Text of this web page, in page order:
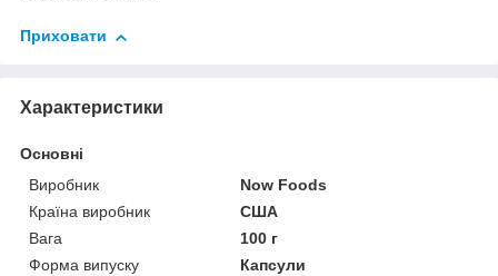
Приховати
Характеристики
Основні
Виробник
Now Foods
Країна виробник
США
Вага
100 г
Форма випуску
Капсули